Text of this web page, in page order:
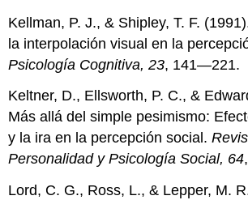
Kellman, P. J., & Shipley, T. F.
la interpolación visual en la
Psicología Cognitiva, 23, 141—221.
Keltner, D., Ellsworth, P. C., &
Más allá del simple pesimismo:
y la ira en la percepción social.
Personalidad y Psicología Social, 64
Lord, C. G., Ross, L., & Lepper, M.